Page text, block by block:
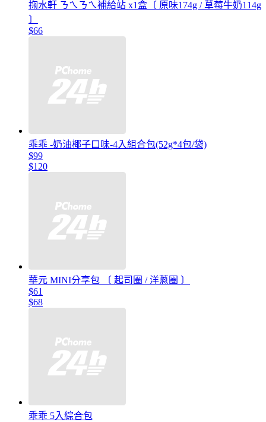
掬水軒 ㄋㄟㄋㄟ補給站 x1盒〔 原味174g / 草莓牛奶114g
〕
$66
乖乖 -奶油椰子口味-4入組合包(52g*4包/袋)
$99
$120
華元 MINI分享包 〔 起司圈 / 洋蔥圈 〕
$61
$68
乖乖 5入綜合包